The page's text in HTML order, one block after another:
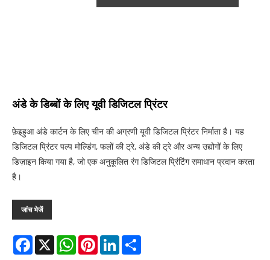
अंडे के डिब्बों के लिए यूवी डिजिटल प्रिंटर
फ़ेइहुआ अंडे कार्टन के लिए चीन की अग्रणी यूवी डिजिटल प्रिंटर निर्माता है। यह
डिजिटल प्रिंटर पल्प मोल्डिंग, फलों की ट्रे, अंडे की ट्रे और अन्य उद्योगों के लिए
डिज़ाइन किया गया है, जो एक अनुकूलित रंग डिजिटल प्रिंटिंग समाधान प्रदान करता
है।
जांच भेजें
Facebook
X WhatsAppPinterestLinkedIn